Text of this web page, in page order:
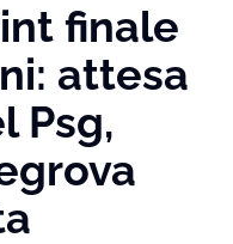
finale
attesa
Psg,